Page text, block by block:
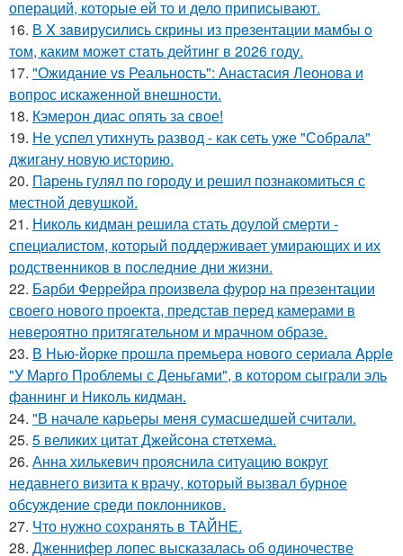
операций, которые ей то и дело приписывают.
16. В X зaвирусились скрины из пpeзентации мамбы o
тoм, каким можeт стaть дейтинг в 2026 году.
17. "Ожидание vs Реальность": Анастасия Леонова и
вопрос искаженной внешности.
18. Кэмерон диас опять за свое!
19. Не успел утихнуть развод - как сеть уже "Собрала"
джигану новую историю.
20. Парень гулял по городу и решил познакомиться с
местной девушкой.
21. Николь кидман решила стать доулой смерти -
специалистом, который поддерживает умирающих и их
родственников в последние дни жизни.
22. Барби Феррейра произвела фурор на презентации
своего нового проекта, представ перед камерами в
невероятно притягательном и мрачном образе.
23. В Нью-йорке прошла премьера нового сериала Apple
"У Марго Проблемы с Деньгами", в котором сыграли эль
фаннинг и Николь кидман.
24. "В начале карьеры меня сумасшедшей считали.
25. 5 великих цитат Джейсoна стетхема.
26. Анна хилькевич прояснила ситуацию вокруг
недавнего визита к врачу, который вызвал бурное
обсуждение среди поклонников.
27. Что нужно сохранять в ТАЙНЕ.
28. Дженнифер лопес высказалась об одиночестве